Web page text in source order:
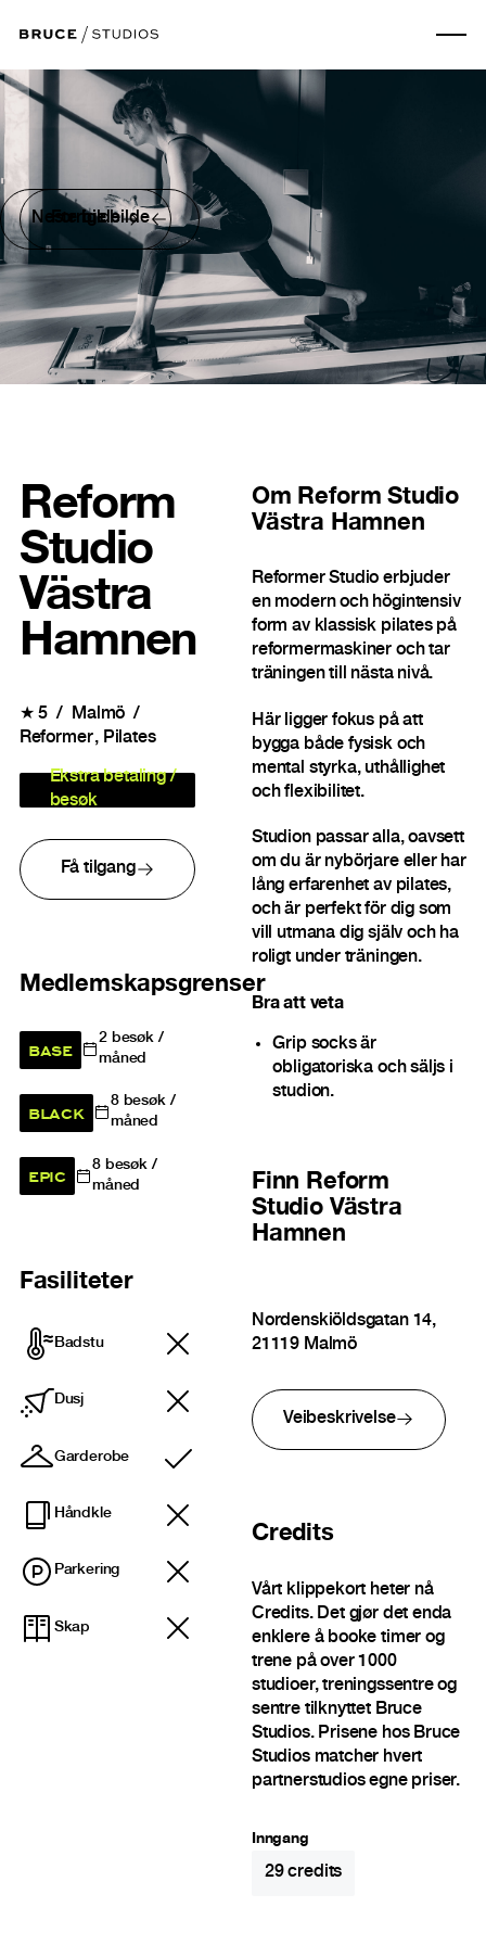
Forrige bilde
Neste bilde
Reform
Studio
Västra
Hamnen
★5
Malmö
Reformer
Pilates
Ekstra betaling /
besøk
Få tilgang
Medlemskapsgrenser
BASE 2besøk /
måned
BLACK 8besøk /
måned
EPIC 8besøk /
måned
Fasiliteter
Badstu
Dusj
Garderobe
Inkludert
Håndkle
Parkering
Skap
Om Reform Studio
Västra Hamnen
Reformer Studio erbjuder
en modern och högintensiv
form av klassisk pilates på
reformermaskiner och tar
träningen till nästa nivå.
Här ligger fokus på att
bygga både fysisk och
mental styrka, uthållighet
och flexibilitet.
Studion passar alla, oavsett
om du är nybörjare eller har
lång erfarenhet av pilates,
och är perfekt för dig som
vill utmana dig själv och ha
roligt under träningen.
Bra att veta
Grip socks är
obligatoriska och säljs i
studion.
Finn Reform
Studio Västra
Hamnen
Nordenskiöldsgatan 14,
21119 Malmö
Veibeskrivelse
Credits
Vårt klippekort heter nå
Credits. Det gjør det enda
enklere å booke timer og
trene på over 1000
studioer, treningssentre og
sentre tilknyttet Bruce
Studios. Prisene hos Bruce
Studios matcher hvert
partnerstudios egne priser.
Inngang
29credits